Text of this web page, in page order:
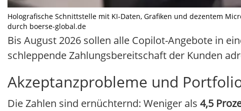
Holografische Schnittstelle mit KI-Daten, Grafiken und dezentem
durch boerse-global.de
Bis August 2026 sollen alle Copilot-Angebote in
schleppende Zahlungsbereitschaft der Kunden
Akzeptanzprobleme und
Die Zahlen sind ernüchternd: Weniger als 4,5